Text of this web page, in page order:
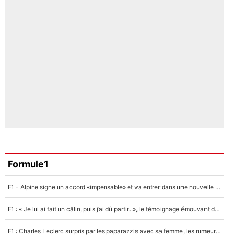
Formule1
F1 - Alpine signe un accord «impensable» et va entrer dans une nouvelle dimension : Grande nouvelle pour Pierre Gasly !
F1 : « Je lui ai fait un câlin, puis j’ai dû partir...», le témoignage émouvant de Max Verstappen sur sa fille
F1 : Charles Leclerc surpris par les paparazzis avec sa femme, les rumeurs étaient vraies !